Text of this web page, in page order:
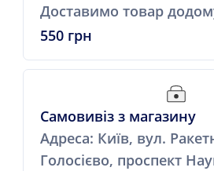
Доставимо товар
550 грн
Самовивіз з магазину
Адреса: Київ, вул.
Голосієво, проспект